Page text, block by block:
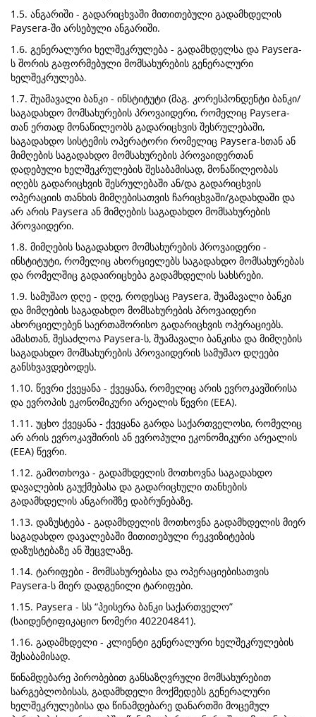
1.5. ანგარიში - გადარიცხვაში მითითებული გადამხდელის
Paysera-ში არსებული ანგარიში.
1.6. გენერალური ხელშეკრულება - გადამხდელსა და Paysera-
ს შორის გაფორმებული მომსახურების გენერალური
ხელშეკრულება.
1.7. შუამავალი ბანკი - ინსტიტუტი (მაგ. კორესპონდენტი ბანკი/
საგადახდო მომსახურების პროვაიდერი, რომელიც Paysera-
თან ერთად მონაწილეობს გადარიცხვის შესრულებაში,
საგადახდო სისტემის ოპერატორი რომელიც Paysera-სთან ან
მიმღების საგადახდო მომსახურების პროვაიდერთან
დადებული ხელშეკრულების შესაბამისად, მონაწილეობას
იღებს გადარიცხვის შესრულებაში ან/და გადარიცხვის
ოპერაციის თანხის მიმღებისათვის ჩარიცხვაში/გადახდაში და
არ არის Paysera ან მიმღების საგადახდო მომსახურების
პროვაიდერი.
1.8. მიმღების საგადახდო მომსახურების პროვაიდერი -
ინსტიტუტი, რომელიც ახორციელებს საგადახდო მომსახურებას
და რომელშიც გადაირიცხება გადამხდელის სახსრები.
1.9. სამუშაო დღე - დღე, როდესაც Paysera, შუამავალი ბანკი
და მიმღების საგადახდო მომსახურების პროვაიდერი
ახორციელებენ საერთაშორისო გადარიცხვის ოპერაციებს.
ამასთან, შესაძლოა Paysera-ს, შუამავალი ბანკისა და მიმღების
საგადახდო მომსახურების პროვაიდერის სამუშაო დღეები
განსხვავდებოდეს.
1.10. წევრი ქვეყანა - ქვეყანა, რომელიც არის ევროკავშირისა
და ევროპის ეკონომიკური არეალის წევრი (EEA).
1.11. უცხო ქვეყანა - ქვეყანა გარდა საქართველოსი, რომელიც
არ არის ევროკავშირის ან ევროპული ეკონომიკური არეალის
(EEA) წევრი.
1.12. გამოთხოვა - გადამხდელის მოთხოვნა საგადახდო
დავალების გაუქმებასა და გადარიცხული თანხების
გადამხდელის ანგარიშზე დაბრუნებაზე.
1.13. დაზუსტება - გადამხდელის მოთხოვნა გადამხდელის მიერ
საგადახდო დავალებაში მითითებული რეკვიზიტების
დაზუსტებაზე ან შეცვლაზე.
1.14. ტარიფები - მომსახურებასა და ოპერაციებისათვის
Paysera-ს მიერ დადგენილი ტარიფები.
1.15. Paysera - სს “პეისერა ბანკი საქართველო”
(საიდენტიფიკაციო ნომერი 402204841).
1.16. გადამხდელი - კლიენტი გენერალური ხელშეკრულების
შესაბამისად.
წინამდებარე პირობებით განსაზღვრული მომსახურებით
სარგებლობისას, გადამხდელი მოქმედებს გენერალური
ხელშეკრულებისა და წინამდებარე დანართში მოცემულ